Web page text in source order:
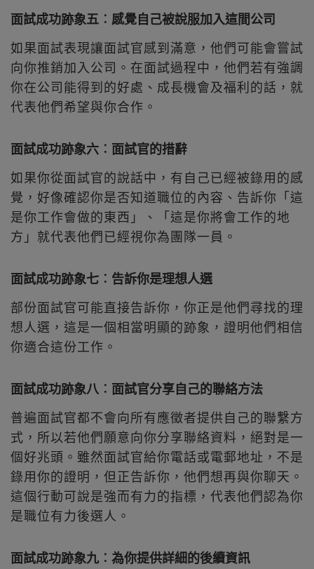
面試成功跡象五︰感覺自己被說服加入這間公司
如果面試表現讓面試官感到滿意，他們可能會嘗試
向你推銷加入公司。在面試過程中，他們若有強調
你在公司能得到的好處、成長機會及福利的話，就
代表他們希望與你合作。
面試成功跡象六︰面試官的措辭
如果你從面試官的說話中，有自己已經被錄用的感
覺，好像確認你是否知道職位的內容、告訴你「這
是你工作會做的東西」、「這是你將會工作的地
方」就代表他們已經視你為團隊一員。
面試成功跡象七︰告訴你是理想人選
部份面試官可能直接告訴你，你正是他們尋找的理
想人選，這是一個相當明顯的跡象，證明他們相信
你適合這份工作。
面試成功跡象八︰面試官分享自己的聯絡方法
普遍面試官都不會向所有應徵者提供自己的聯繫方
式，所以若他們願意向你分享聯絡資料，絕對是一
個好兆頭。雖然面試官給你電話或電郵地址，不是
錄用你的證明，但正告訴你，他們想再與你聊天。
這個行動可說是強而有力的指標，代表他們認為你
是職位有力後選人。
面試成功跡象九︰為你提供詳細的後續資訊